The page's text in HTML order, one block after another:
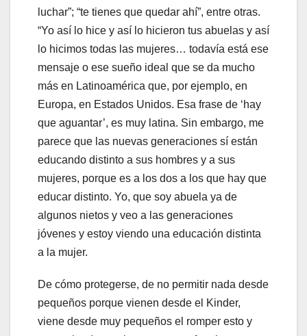
luchar”; “te tienes que quedar ahí”, entre otras.
“Yo así lo hice y así lo hicieron tus abuelas y así
lo hicimos todas las mujeres… todavía está ese
mensaje o ese sueño ideal que se da mucho
más en Latinoamérica que, por ejemplo, en
Europa, en Estados Unidos. Esa frase de ‘hay
que aguantar’, es muy latina. Sin embargo, me
parece que las nuevas generaciones sí están
educando distinto a sus hombres y a sus
mujeres, porque es a los dos a los que hay que
educar distinto. Yo, que soy abuela ya de
algunos nietos y veo a las generaciones
jóvenes y estoy viendo una educación distinta
a la mujer.
De cómo protegerse, de no permitir nada desde
pequeños porque vienen desde el Kinder,
viene desde muy pequeños el romper esto y